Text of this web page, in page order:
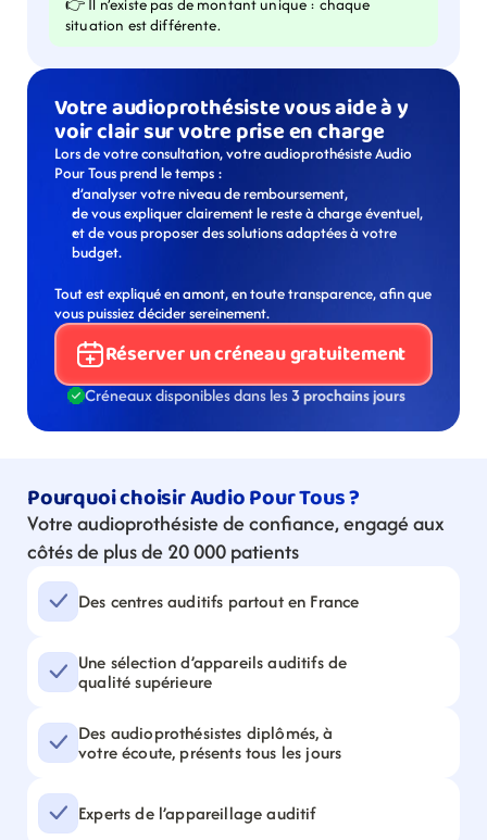
👉 Il n’existe pas de montant unique : chaque
situation est différente.
Votre audioprothésiste vous aide à y
voir clair sur votre prise en charge
Lors de votre consultation, votre audioprothésiste Audio
Pour Tous prend le temps :
d’analyser votre niveau de remboursement,
de vous expliquer clairement le reste à charge éventuel,
et de vous proposer des solutions adaptées à votre
budget.
Tout est expliqué en amont, en toute transparence, afin que
vous puissiez décider sereinement.
Réserver un créneau gratuitement
Créneaux disponibles dans les 3 prochains jours
Pourquoi choisir Audio Pour Tous ?
Votre audioprothésiste de confiance, engagé aux
côtés de plus de 20 000 patients
Des centres auditifs partout en France
Une sélection d’appareils auditifs de
qualité supérieure
Des audioprothésistes diplômés, à
votre écoute, présents tous les jours
Experts de l’appareillage auditif